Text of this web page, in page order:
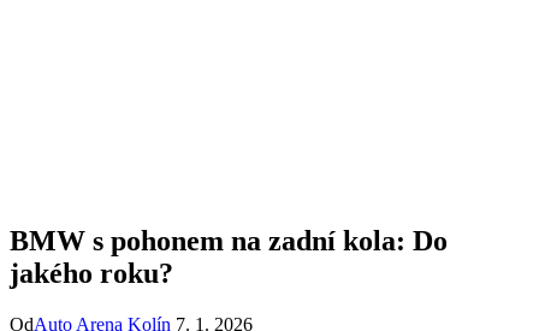
BMW s pohonem na zadní kola: Do
jakého roku?
OdAuto Arena Kolín 7. 1. 2026